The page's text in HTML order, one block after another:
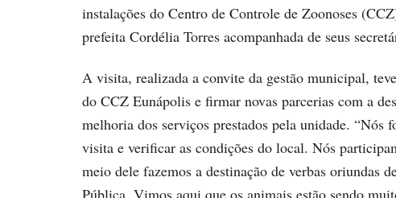
instalações do Centro de Controle de Zoonoses
prefeita Cordélia Torres acompanhada de seus
A visita, realizada a convite da gestão municipal,
do CCZ Eunápolis e firmar novas parcerias com a
melhoria dos serviços prestados pela unidade. “Nós
visita e verificar as condições do local. Nós
meio dele fazemos a destinação de verbas oriundas